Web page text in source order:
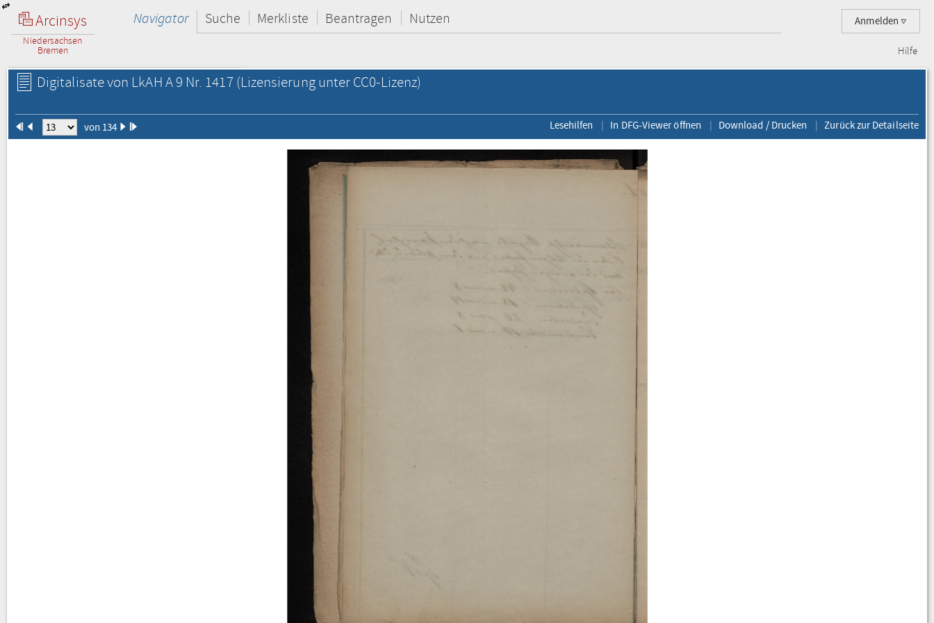
Arcinsys
Niedersachsen
Bremen
Anmelden
Navigator Suche Merkliste Beantragen Nutzen
Hilfe
Digitalisate von LkAH A 9 Nr. 1417(Lizensierung unter CC0-Lizenz)
von 134 Lesehilfen In DFG-Viewer öffnen Download / Drucken Zurück zur Detailseite